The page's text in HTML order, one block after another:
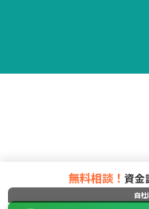
無料相談！ 資金
自社